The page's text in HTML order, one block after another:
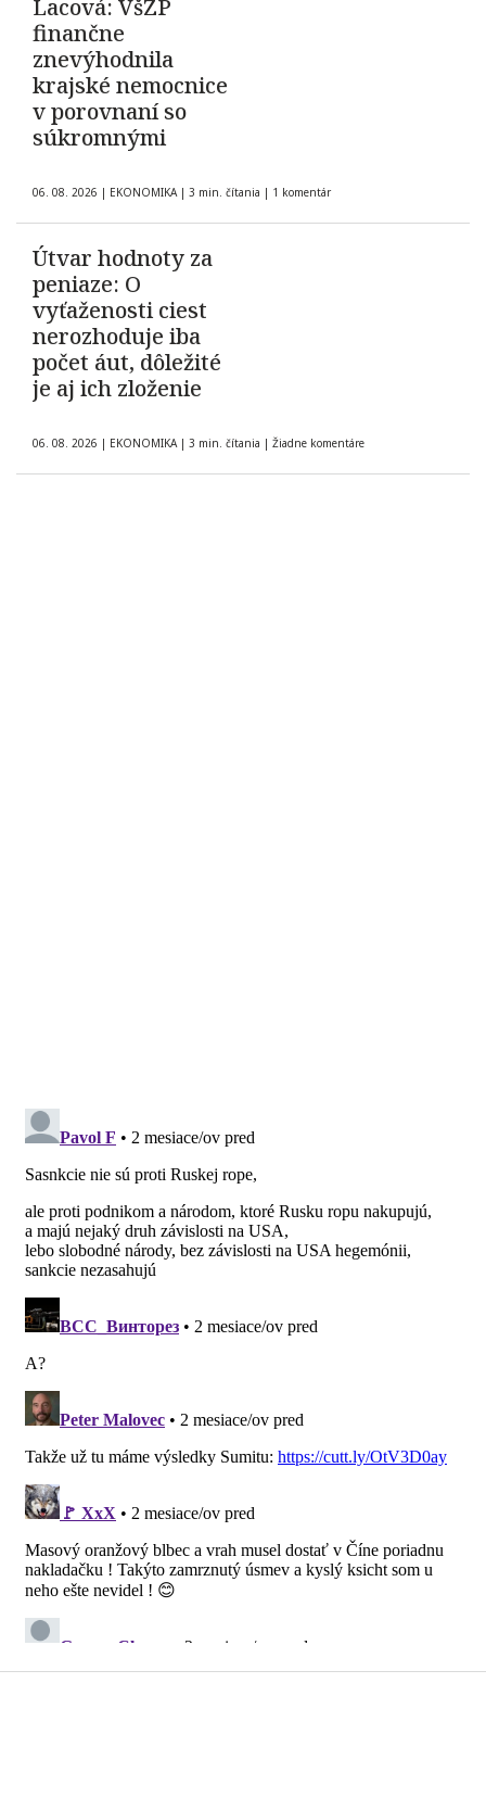
Lacová: VšZP
finančne
znevýhodnila
krajské nemocnice
v porovnaní so
súkromnými
06. 08. 2026 | EKONOMIKA | 3 min. čítania | 1 komentár
Útvar hodnoty za
peniaze: O
vyťaženosti ciest
nerozhoduje iba
počet áut, dôležité
je aj ich zloženie
06. 08. 2026 | EKONOMIKA | 3 min. čítania | Žiadne komentáre